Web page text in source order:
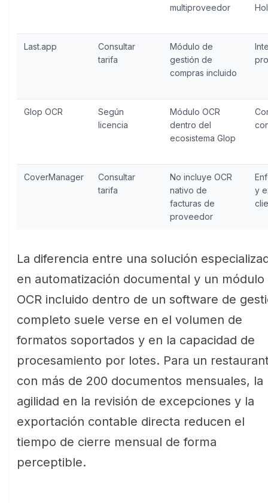
multiproveedor
Last.app
Consultar
tarifa
Módulo de
gestión de
compras incluido
Glop OCR
Según
licencia
Módulo OCR
dentro del
ecosistema Glop
CoverManager
Consultar
tarifa
No incluye OCR
nativo de
facturas de
proveedor
y
La diferencia entre una solución
en automatización documental y un módulo
OCR incluido dentro de un software de
completo suele verse en el volumen de
formatos soportados y en la capacidad de
procesamiento por lotes. Para un
con más de 200 documentos mensuales, la
agilidad en la revisión de excepciones y la
exportación contable directa reducen el
tiempo de cierre mensual de forma
perceptible.